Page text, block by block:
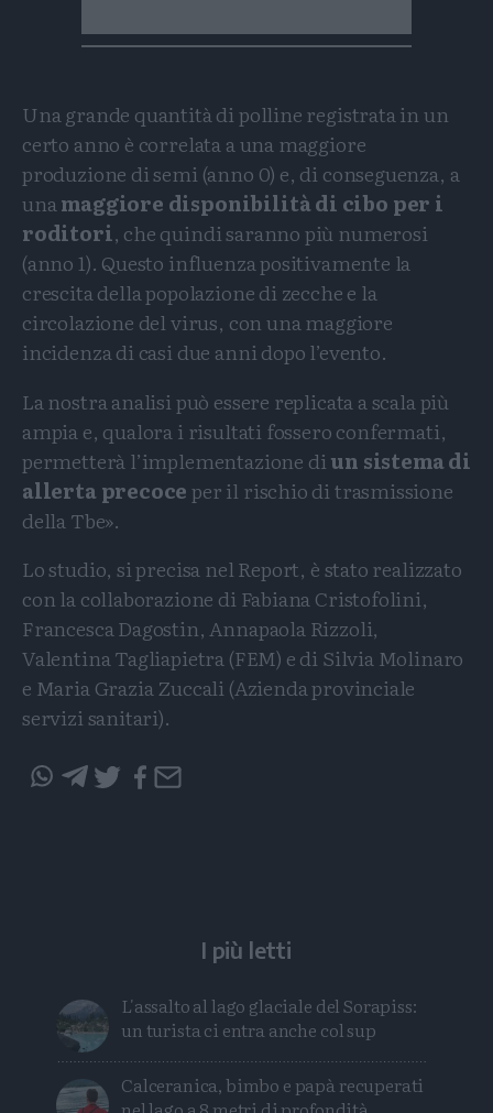
Una grande quantità di polline registrata in un
certo anno è correlata a una maggiore
produzione di semi (anno 0) e, di conseguenza, a
unamaggiore disponibilità di cibo per i
roditori, che quindi saranno più numerosi
(anno 1). Questo influenza positivamente la
crescita della popolazione di zecche e la
circolazione del virus, con una maggiore
incidenza di casi due anni dopo l’evento.
La nostra analisi può essere replicata a scala più
ampia e, qualora i risultati fossero confermati,
permetterà l’implementazione diun sistema di
allerta precoceper il rischio di trasmissione
della Tbe».
Lo studio, si precisa nel Report, è stato realizzato
con la collaborazione di Fabiana Cristofolini,
Francesca Dagostin, Annapaola Rizzoli,
Valentina Tagliapietra (FEM) e di Silvia Molinaro
e Maria Grazia Zuccali (Azienda provinciale
servizi sanitari).
I più letti
L'assalto al lago glaciale del Sorapiss:
un turista ci entra anche col sup
Calceranica, bimbo e papà recuperati